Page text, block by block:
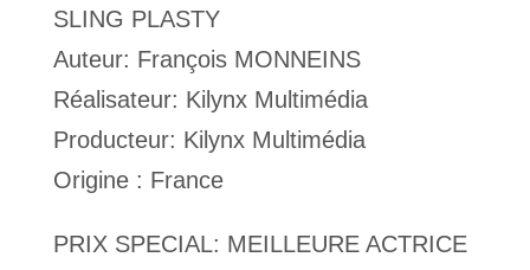
SLING PLASTY
Auteur: François MONNEINS
Réalisateur: Kilynx Multimédia
Producteur: Kilynx Multimédia
Origine : France
PRIX SPECIAL: MEILLEURE ACTRICE